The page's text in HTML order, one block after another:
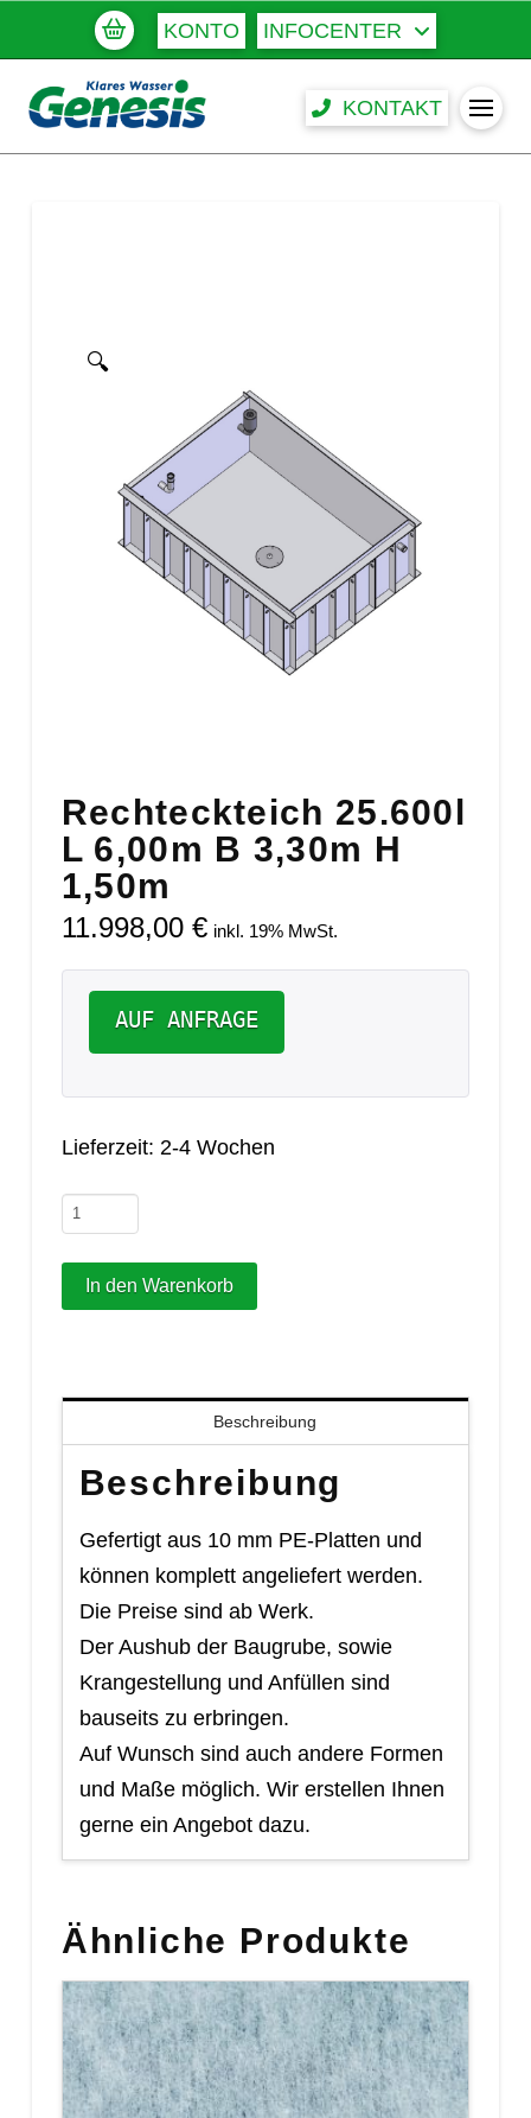
KONTO INFOCENTER
KONTAKT
🔍
Rechteckteich 25.600l
L 6,00m B 3,30m H
1,50m
11.998,00 € inkl. 19% MwSt.
AUF ANFRAGE
Lieferzeit: 2-4 Wochen
Rechteckteich
6,00m
B
In den Warenkorb
Beschreibung
Beschreibung
Gefertigt aus 10 mm PE-Platten und
können komplett angeliefert werden.
Die Preise sind ab Werk.
Der Aushub der Baugrube, sowie
Krangestellung und Anfüllen sind
bauseits zu erbringen.
Auf Wunsch sind auch andere Formen
und Maße möglich. Wir erstellen Ihnen
gerne ein Angebot dazu.
Ähnliche Produkte